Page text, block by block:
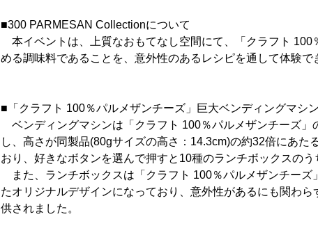
■300 PARMESAN Collectionについて
本イベントは、上質なおもてなし空間にて、「クラフト 100
める調味料であることを、意外性のあるレシピを通して体験で
■「クラフト 100％パルメザンチーズ」巨大ベンディングマシ
ベンディングマシンは「クラフト 100％パルメザンチーズ」
し、高さが同製品(80gサイズの高さ：14.3cm)の約32倍にあた
おり、好きなボタンを選んで押すと10種のランチボックスのう
また、ランチボックスは「クラフト 100％パルメザンチーズ
たオリジナルデザインになっており、意外性があるにも関わ
供されました。